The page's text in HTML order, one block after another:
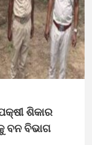
ଶିକାର
ବନ ବିଭାଗ